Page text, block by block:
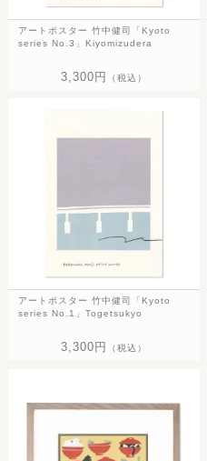
アートポスター 竹中健司「Kyoto
series No.3」Kiyomizudera
3,300円 （税込）
アートポスター 竹中健司「Kyoto
series No.1」Togetsukyo
3,300円 （税込）